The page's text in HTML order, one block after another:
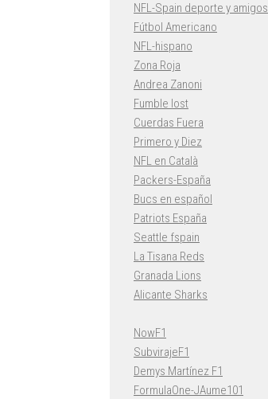
NFL-Spain deporte y amigos
Fútbol Americano
NFL-hispano
Zona Roja
Andrea Zanoni
Fumble lost
Cuerdas Fuera
Primero y Diez
NFL en Català
Packers-España
Bucs en español
Patriots España
Seattle fspain
La Tisana Reds
Granada Lions
Alicante Sharks
NowF1
SubvirajeF1
Demys Martínez F1
FormulaOne-JAume101